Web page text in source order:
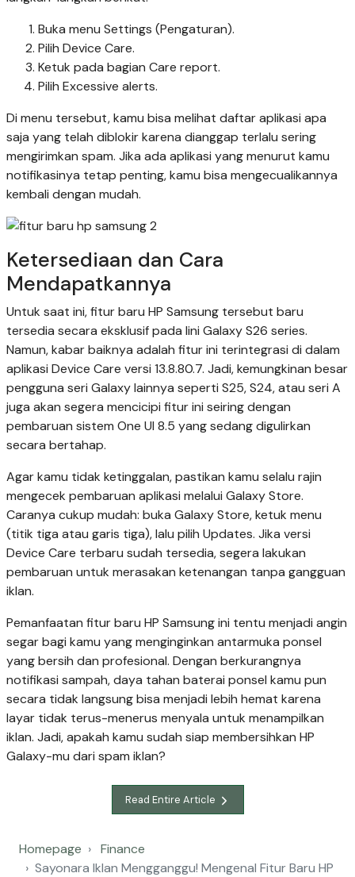
Buka menu Settings (Pengaturan).
Pilih Device Care.
Ketuk pada bagian Care report.
Pilih Excessive alerts.
Di menu tersebut, kamu bisa melihat daftar aplikasi apa
saja yang telah diblokir karena dianggap terlalu sering
mengirimkan spam. Jika ada aplikasi yang menurut kamu
notifikasinya tetap penting, kamu bisa mengecualikannya
kembali dengan mudah.
Ketersediaan dan Cara
Mendapatkannya
Untuk saat ini, fitur baru HP Samsung tersebut baru
tersedia secara eksklusif pada lini Galaxy S26 series.
Namun, kabar baiknya adalah fitur ini terintegrasi di dalam
aplikasi Device Care versi 13.8.80.7. Jadi, kemungkinan besar
pengguna seri Galaxy lainnya seperti S25, S24, atau seri A
juga akan segera mencicipi fitur ini seiring dengan
pembaruan sistem One UI 8.5 yang sedang digulirkan
secara bertahap.
Agar kamu tidak ketinggalan, pastikan kamu selalu rajin
mengecek pembaruan aplikasi melalui Galaxy Store.
Caranya cukup mudah: buka Galaxy Store, ketuk menu
(titik tiga atau garis tiga), lalu pilih Updates. Jika versi
Device Care terbaru sudah tersedia, segera lakukan
pembaruan untuk merasakan ketenangan tanpa gangguan
iklan.
Pemanfaatan fitur baru HP Samsung ini tentu menjadi angin
segar bagi kamu yang menginginkan antarmuka ponsel
yang bersih dan profesional. Dengan berkurangnya
notifikasi sampah, daya tahan baterai ponsel kamu pun
secara tidak langsung bisa menjadi lebih hemat karena
layar tidak terus-menerus menyala untuk menampilkan
iklan. Jadi, apakah kamu sudah siap membersihkan HP
Galaxy-mu dari spam iklan?
Read Entire Article
Homepage
Finance
Sayonara Iklan Mengganggu! Mengenal Fitur Baru HP